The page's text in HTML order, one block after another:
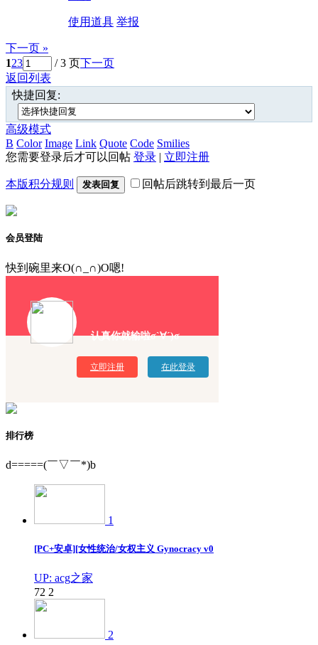
使用道具 举报
下一页 »
123 / 3 页下一页
返回列表
快捷回复:
高级模式
B Color Image Link Quote Code Smilies
您需要登录后才可以回帖 登录 | 立即注册
本版积分规则 发表回复 回帖后跳转到最后一页
会员登陆
快到碗里来O(∩_∩)O嗯!
认真你就输啦σ`∀´)σ
立即注册 在此登录
排行榜
d=====(￣▽￣*)b
1
[PC+安卓][女性统治/女权主义 Gynocracy v0
UP: acg之家
72 2
2